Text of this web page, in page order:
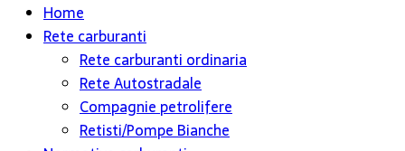
Home
Rete carburanti
Rete carburanti ordinaria
Rete Autostradale
Compagnie petrolifere
Retisti/Pompe Bianche